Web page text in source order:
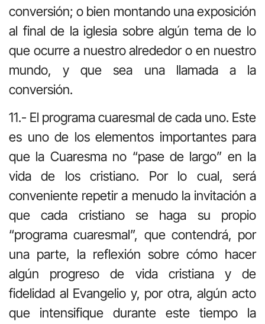
conversión; o bien montando una exposición
al final de la iglesia sobre algún tema de lo
que ocurre a nuestro alrededor o en nuestro
mundo, y que sea una llamada a la
conversión.
11.- El programa cuaresmal de cada uno. Este
es uno de los elementos importantes para
que la Cuaresma no “pase de largo” en la
vida de los cristiano. Por lo cual, será
conveniente repetir a menudo la invitación a
que cada cristiano se haga su propio
“programa cuaresmal”, que contendrá, por
una parte, la reflexión sobre cómo hacer
algún progreso de vida cristiana y de
fidelidad al Evangelio y, por otra, algún acto
que intensifique durante este tiempo la